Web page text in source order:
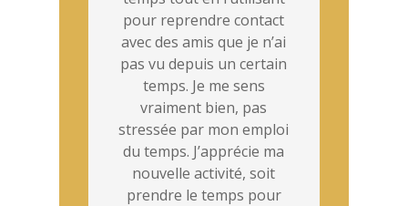
pour reprendre contact
avec des amis que je n’ai
pas vu depuis un certain
temps. Je me sens
vraiment bien, pas
stressée par mon emploi
du temps. J’apprécie ma
nouvelle activité, soit
prendre le temps pour